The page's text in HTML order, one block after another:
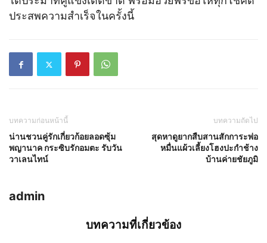
ประสพความสำเร็จในครั้งนี้
บทความก่อนหน้านี้
น่านชวนคู่รักเกี่ยวก้อยลอดซุ้ม
พญานาค กระซิบรักอมตะ รับวัน
วาเลนไทน์
บทความถัดไป
สุดหาดูยากสืบสานสักการะพ่อ
หมื่นแผ้วเลี้ยงโฮงปะกำช้าง
บ้านค่ายชัยภูมิ
admin
บทความที่เกี่ยวข้อง